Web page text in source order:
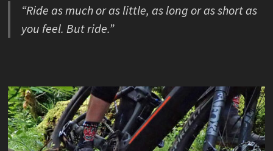
“Ride as much or as little, as long or as short as
you feel. But ride.”